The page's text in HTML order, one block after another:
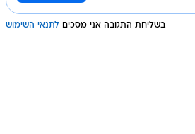
בשליחת התגובה אני מסכים לתנאי השימוש